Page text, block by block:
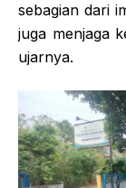
sebagian dari
juga menjaga
ujarnya.